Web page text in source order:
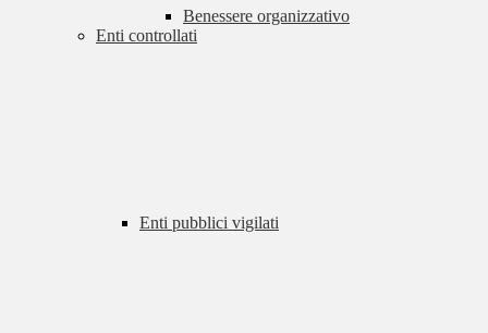
Benessere organizzativo
Enti controllati
Enti pubblici vigilati